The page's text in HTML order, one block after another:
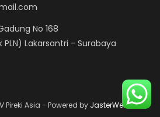
No 168
Lakarsantri - Surabaya
Pireki Asia - Powered by JasterWeb